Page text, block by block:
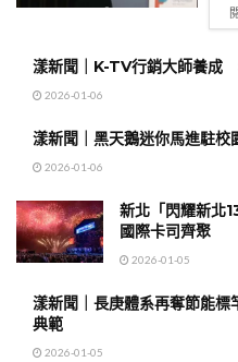
漾新聞｜K-TV行銷大師養成
2026-01-06
漾新聞｜黑天鵝迷你馬進駐
2026-01-06
新北「閃耀新北
國際卡司齊聚
2026-01-05
漾新聞｜長庚體系再奪節能
典範
2026-01-05